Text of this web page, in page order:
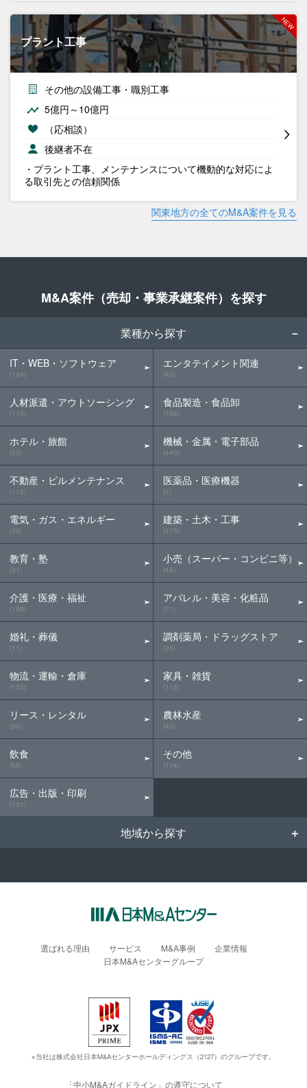
プラント工事
その他の設備工事・職別工事
5億円～10億円
（応相談）
後継者不在
・プラント工事、メンテナンスについて機動的な対応によ
る取引先との信頼関係
関東地方の全てのM&A案件を見る
M&A案件（売却・事業承継案件）を探す
業種から探す
IT・WEB・ソフトウェア
(184)
人材派遣・アウトソーシング
(110)
ホテル・旅館
(53)
不動産・ビルメンテナンス
(115)
電気・ガス・エネルギー
(39)
教育・塾
(31)
介護・医療・福祉
(168)
婚礼・葬儀
(11)
物流・運輸・倉庫
(125)
リース・レンタル
(30)
飲食
(56)
広告・出版・印刷
(101)
エンタテイメント関連
(40)
食品製造・食品卸
(106)
機械・金属・電子部品
(440)
医薬品・医療機器
(7)
建築・土木・工事
(475)
小売（スーパー・コンビニ等）
(46)
アパレル・美容・化粧品
(71)
調剤薬局・ドラッグストア
(25)
家具・雑貨
(119)
農林水産
(43)
その他
(114)
地域から探す
選ばれる理由 サービス M&A事例
企業情報
日本M&Aセンターグループ
※当社は株式会社日本M&Aセンターホールディングス（2127）のグループです。
「中小M&Aガイドライン」の遵守について